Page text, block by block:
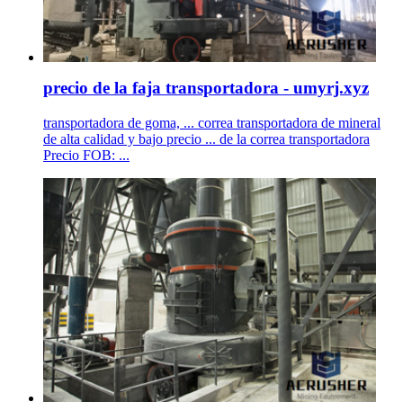
precio de la faja transportadora - umyrj.xyz
transportadora de goma, ... correa transportadora de mineral
de alta calidad y bajo precio ... de la correa transportadora
Precio FOB: ...